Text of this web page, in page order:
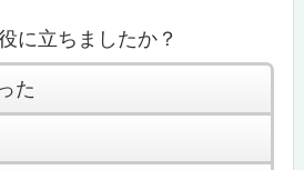
に立ちましたか？
た